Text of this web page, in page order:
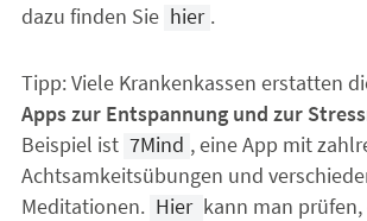
dazu finden Sie hier .
Tipp: Viele Krankenkassen erstatten
Apps zur Entspannung und zur
Beispiel ist 7Mind , eine App mit
Achtsamkeitsübungen und
Meditationen. Hier kann man